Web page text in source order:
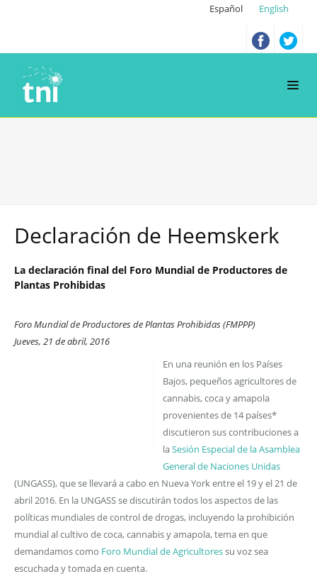
Español English
Declaración de Heemskerk
La declaración final del Foro Mundial de Productores de
Plantas Prohibidas
Foro Mundial de Productores de Plantas Prohibidas (FMPPP)
Jueves, 21 de abril, 2016
En una reunión en los Países
Bajos, pequeños agricultores de
cannabis, coca y amapola
provenientes de 14 países*
discutieron sus contribuciones a
laSesión Especial de la Asamblea
General de Naciones Unidas
(UNGASS), que se llevará a cabo en Nueva York entre el 19 y el 21 de
abril 2016. En la UNGASS se discutirán todos los aspectos de las
políticas mundiales de control de drogas, incluyendo la prohibición
mundial al cultivo de coca, cannabis y amapola, tema en que
demandamos como Foro Mundial de Agricultoressu voz sea
escuchada y tomada en cuenta.